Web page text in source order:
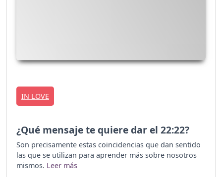
IN LOVE
¿Qué mensaje te quiere dar el 22:22?
Son precisamente estas coincidencias que dan sentido
las que se utilizan para aprender más sobre nosotros
mismos.